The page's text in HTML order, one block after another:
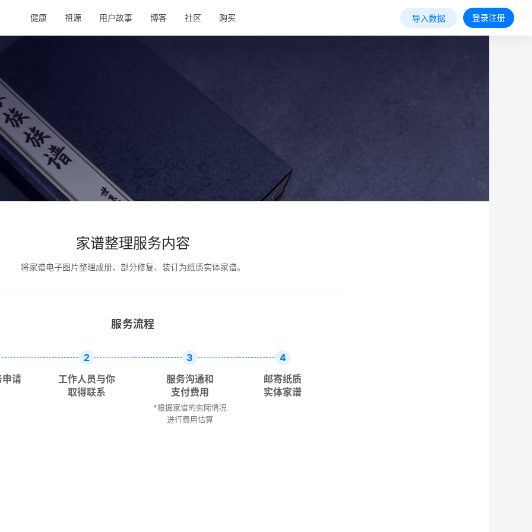
健康 祖源 用户故事 博客 社区 购买 导入数据 登录注册
家谱整理服务内容
将家谱电子图片整理成册、部分修复、装订为纸质实体家谱。
服务流程
申请
2
工作人员与你
取得联系
3
服务沟通和
支付费用
*根据家谱的实际情况
进行费用估算
4
邮寄纸质
实体家谱